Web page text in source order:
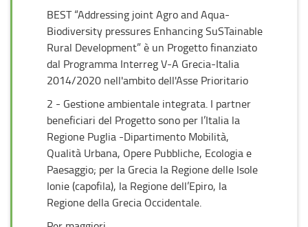
BEST “Addressing joint Agro and Aqua-
Biodiversity pressures Enhancing SuSTainable
Rural Development” è un Progetto finanziato
dal Programma Interreg V-A Grecia-Italia
2014/2020 nell'ambito dell'Asse Prioritario
2 - Gestione ambientale integrata. I partner
beneficiari del Progetto sono per l’Italia la
Regione Puglia -Dipartimento Mobilità,
Qualità Urbana, Opere Pubbliche, Ecologia e
Paesaggio; per la Grecia la Regione delle Isole
Ionie (capofila), la Regione dell’Epiro, la
Regione della Grecia Occidentale.